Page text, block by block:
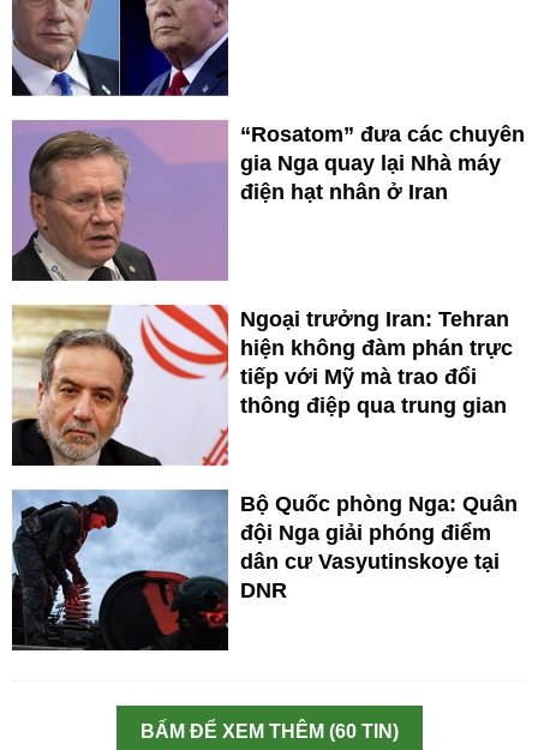
“Rosatom” đưa các chuyên
gia Nga quay lại Nhà máy
điện hạt nhân ở Iran
Ngoại trưởng Iran: Tehran
hiện không đàm phán trực
tiếp với Mỹ mà trao đổi
thông điệp qua trung gian
Bộ Quốc phòng Nga: Quân
đội Nga giải phóng điểm
dân cư Vasyutinskoye tại
DNR
BẤM ĐỂ XEM THÊM (60 TIN)